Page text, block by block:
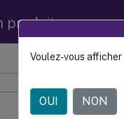
produit
Ce contenu a
Voulez-vous
OUI NON